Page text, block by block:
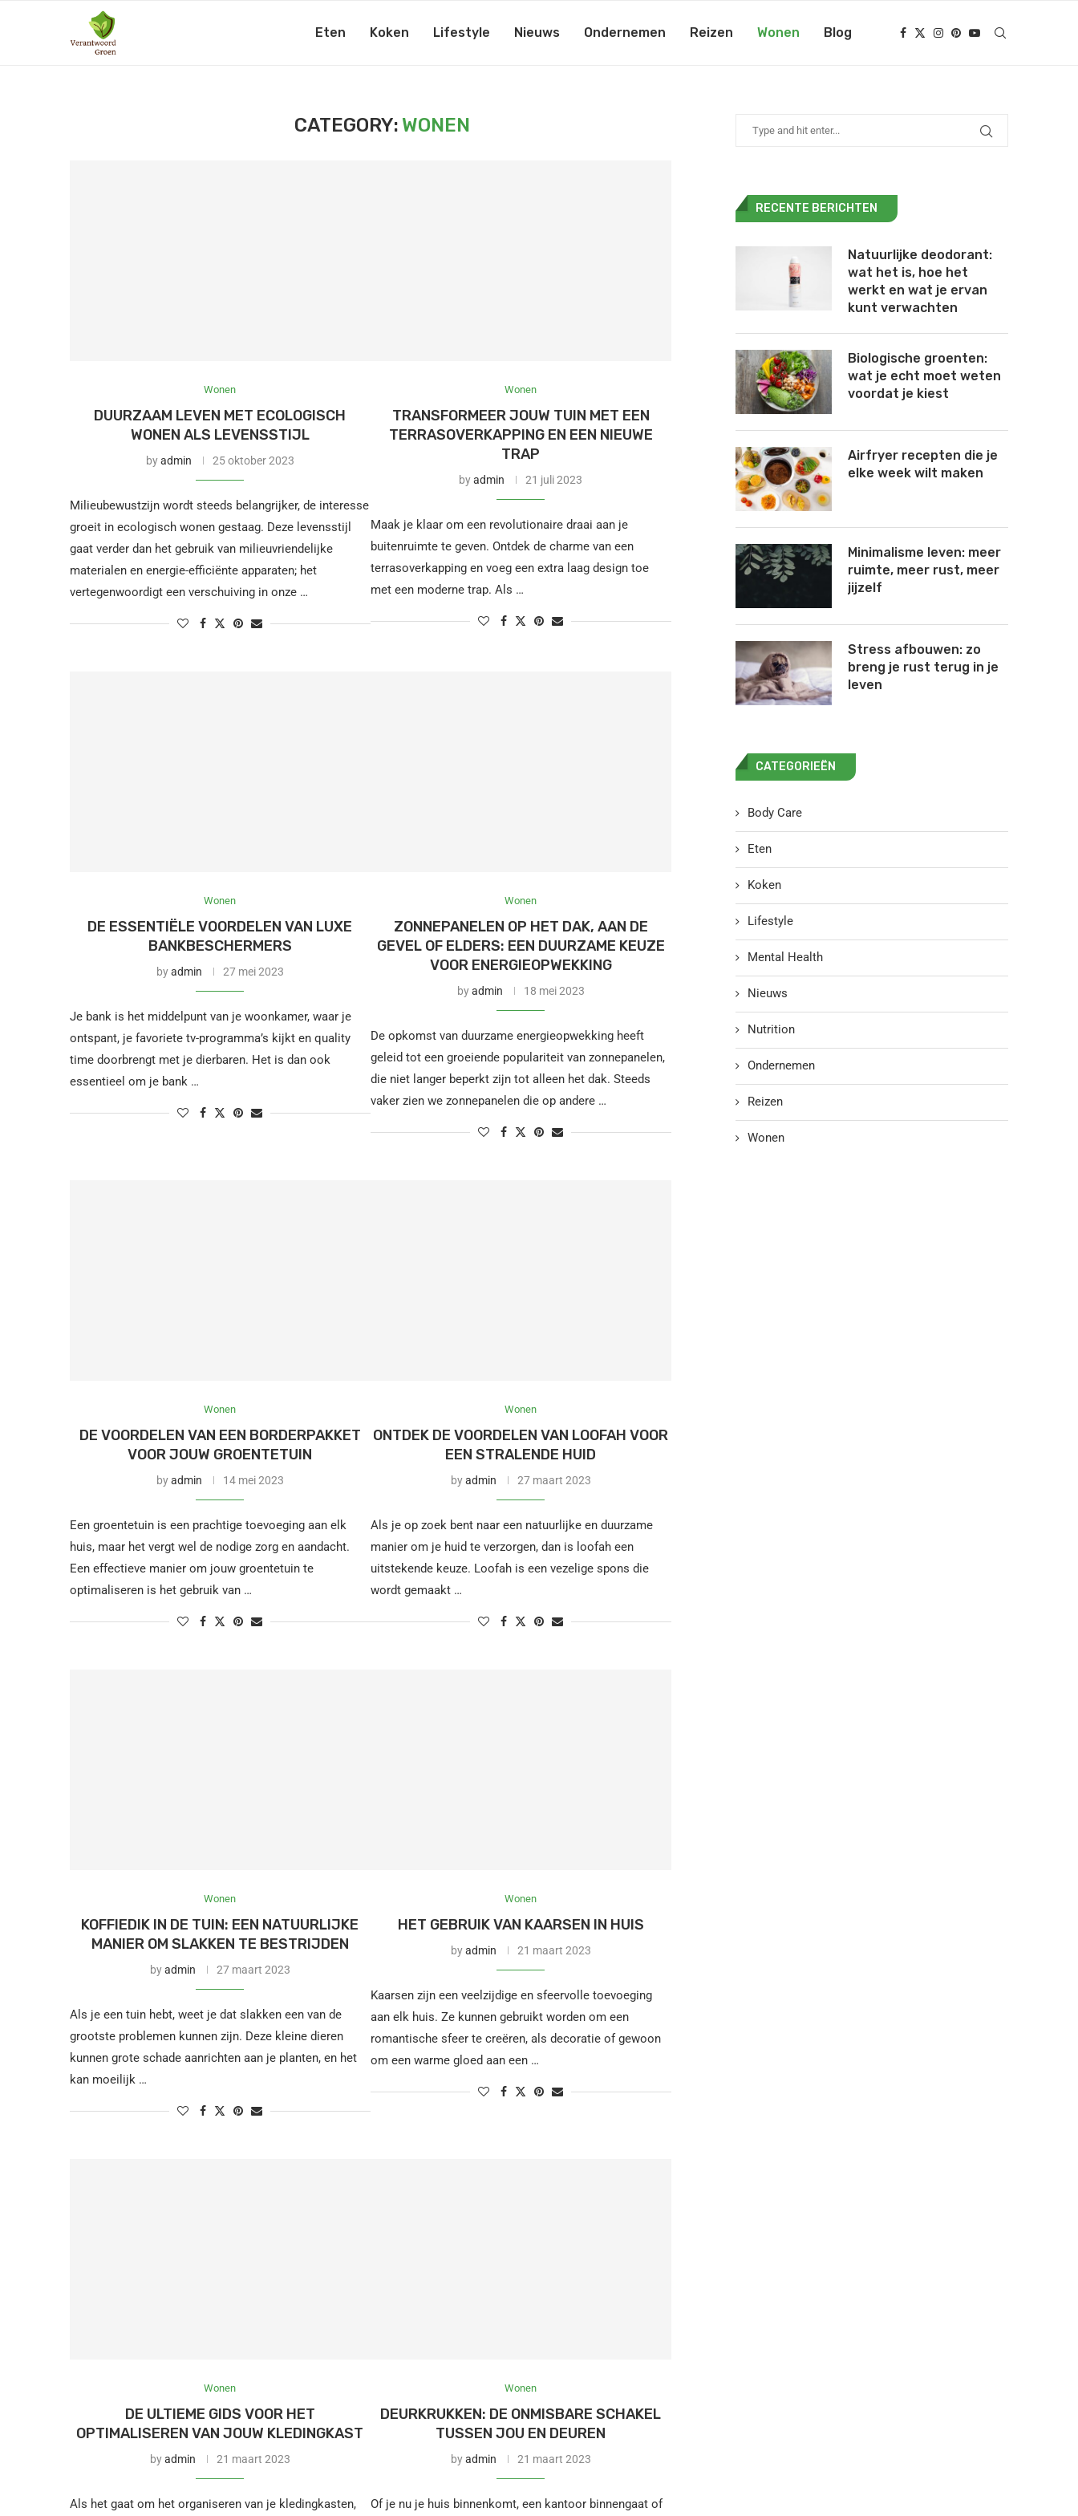
Eten Koken Lifestyle Nieuws Ondernemen Reizen Wonen Blog
CATEGORY: WONEN
Wonen
DUURZAAM LEVEN MET ECOLOGISCH
WONEN ALS LEVENSSTIJL
byadmin 25 oktober 2023
Milieubewustzijn wordt steeds belangrijker, de interesse
groeit in ecologisch wonen gestaag. Deze levensstijl
gaat verder dan het gebruik van milieuvriendelijke
materialen en energie-efficiënte apparaten; het
vertegenwoordigt een verschuiving in onze …
Wonen
TRANSFORMEER JOUW TUIN MET EEN
TERRASOVERKAPPING EN EEN NIEUWE
TRAP
byadmin 21 juli 2023
Maak je klaar om een revolutionaire draai aan je
buitenruimte te geven. Ontdek de charme van een
terrasoverkapping en voeg een extra laag design toe
met een moderne trap. Als …
Wonen
DE ESSENTIËLE VOORDELEN VAN LUXE
BANKBESCHERMERS
byadmin 27 mei 2023
Je bank is het middelpunt van je woonkamer, waar je
ontspant, je favoriete tv-programma’s kijkt en quality
time doorbrengt met je dierbaren. Het is dan ook
essentieel om je bank …
Wonen
ZONNEPANELEN OP HET DAK, AAN DE
GEVEL OF ELDERS: EEN DUURZAME KEUZE
VOOR ENERGIEOPWEKKING
byadmin 18 mei 2023
De opkomst van duurzame energieopwekking heeft
geleid tot een groeiende populariteit van zonnepanelen,
die niet langer beperkt zijn tot alleen het dak. Steeds
vaker zien we zonnepanelen die op andere …
Wonen
DE VOORDELEN VAN EEN BORDERPAKKET
VOOR JOUW GROENTETUIN
byadmin 14 mei 2023
Een groentetuin is een prachtige toevoeging aan elk
huis, maar het vergt wel de nodige zorg en aandacht.
Een effectieve manier om jouw groentetuin te
optimaliseren is het gebruik van …
Wonen
ONTDEK DE VOORDELEN VAN LOOFAH VOOR
EEN STRALENDE HUID
byadmin 27 maart 2023
Als je op zoek bent naar een natuurlijke en duurzame
manier om je huid te verzorgen, dan is loofah een
uitstekende keuze. Loofah is een vezelige spons die
wordt gemaakt …
Wonen
KOFFIEDIK IN DE TUIN: EEN NATUURLIJKE
MANIER OM SLAKKEN TE BESTRIJDEN
byadmin 27 maart 2023
Als je een tuin hebt, weet je dat slakken een van de
grootste problemen kunnen zijn. Deze kleine dieren
kunnen grote schade aanrichten aan je planten, en het
kan moeilijk …
Wonen
HET GEBRUIK VAN KAARSEN IN HUIS
byadmin 21 maart 2023
Kaarsen zijn een veelzijdige en sfeervolle toevoeging
aan elk huis. Ze kunnen gebruikt worden om een
romantische sfeer te creëren, als decoratie of gewoon
om een warme gloed aan een …
Wonen
DE ULTIEME GIDS VOOR HET
OPTIMALISEREN VAN JOUW KLEDINGKAST
byadmin 21 maart 2023
Als het gaat om het organiseren van je kledingkasten,
Wonen
DEURKRUKKEN: DE ONMISBARE SCHAKEL
TUSSEN JOU EN DEUREN
byadmin 21 maart 2023
Of je nu je huis binnenkomt, een kantoor binnengaat of
RECENTE BERICHTEN
Natuurlijke deodorant:
wat het is, hoe het
werkt en wat je ervan
kunt verwachten
Biologische groenten:
wat je echt moet weten
voordat je kiest
Airfryer recepten die je
elke week wilt maken
Minimalisme leven: meer
ruimte, meer rust, meer
jijzelf
Stress afbouwen: zo
breng je rust terug in je
leven
CATEGORIEËN
Body Care
Eten
Koken
Lifestyle
Mental Health
Nieuws
Nutrition
Ondernemen
Reizen
Wonen